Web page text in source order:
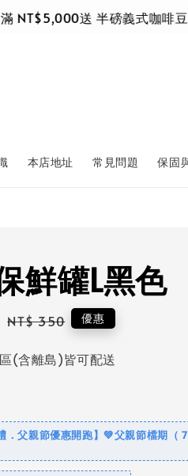
送 半磅義式咖啡豆【
本店地址 常見問題 保固
鮮罐L黑色
Regular
NT$ 350 優惠
(含離島)皆可配送
．父親節優惠開跑】💚父親節檔期（